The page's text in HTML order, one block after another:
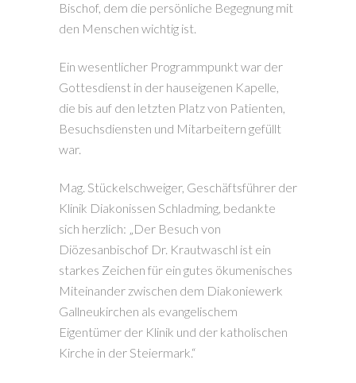
Bischof, dem die persönliche Begegnung mit
den Menschen wichtig ist.
Ein wesentlicher Programmpunkt war der
Gottesdienst in der hauseigenen Kapelle,
die bis auf den letzten Platz von Patienten,
Besuchsdiensten und Mitarbeitern gefüllt
war.
Mag. Stückelschweiger, Geschäftsführer der
Klinik Diakonissen Schladming, bedankte
sich herzlich: „Der Besuch von
Diözesanbischof Dr. Krautwaschl ist ein
starkes Zeichen für ein gutes ökumenisches
Miteinander zwischen dem Diakoniewerk
Gallneukirchen als evangelischem
Eigentümer der Klinik und der katholischen
Kirche in der Steiermark.“